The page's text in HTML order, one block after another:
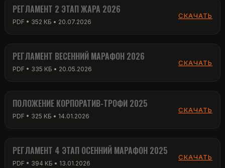
РЕГЛАМЕНТ 2 ЭТАП ЖАРА 2026
PDF • 352 КБ • 20.07.2026
СКАЧАТЬ
РЕГЛАМЕНТ ВЕСЕННИЙ МАРАФОН 2026
PDF • 335 КБ • 20.05.2026
СКАЧАТЬ
ПОЛОЖЕНИЕ КОРПОРАТИВ-ТРОФИ 2025
PDF • 325 КБ • 14.01.2026
СКАЧАТЬ
РЕГЛАМЕНТ 4 ЭТАП ОСЕННИЙ МАРАФОН 2025
PDF • 394 КБ • 13.01.2026
СКАЧАТЬ